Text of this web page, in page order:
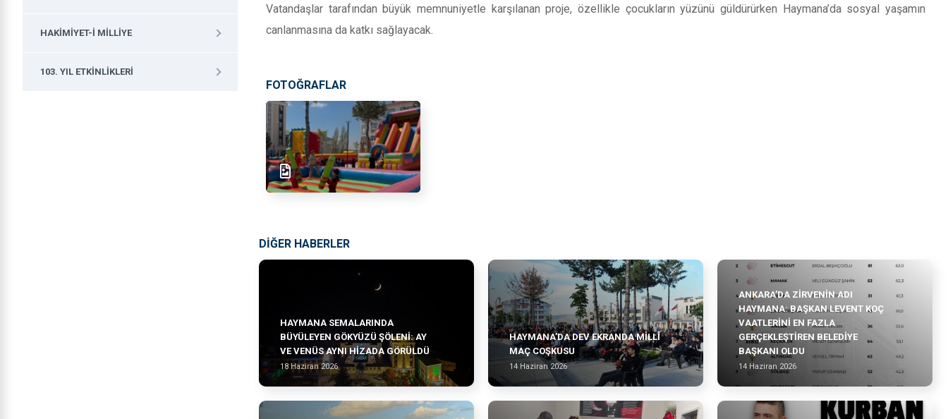
Vatandaşlar tarafından büyük memnuniyetle karşılanan proje, özellikle çocukların yüzünü güldürürken Haymana’da sosyal yaşamın
canlanmasına da katkı sağlayacak.
FOTOĞRAFLAR
DİĞER HABERLER
HAYMANA SEMALARINDA
BÜYÜLEYEN GÖKYÜZÜ ŞÖLENI: AY
VE VENÜS AYNI HIZADA GÖRÜLDÜ
18 Haziran 2026
HAYMANA’DA DEV EKRANDA MILLI
MAÇ COŞKUSU
14 Haziran 2026
ANKARA’DA ZIRVENIN ADI
HAYMANA: BAŞKAN LEVENT KOÇ
VAATLERINI EN FAZLA
GERÇEKLEŞTIREN BELEDIYE
BAŞKANI OLDU
14 Haziran 2026
HAKIMIYET-I MILLIYE
103. YIL ETKINLIKLERI